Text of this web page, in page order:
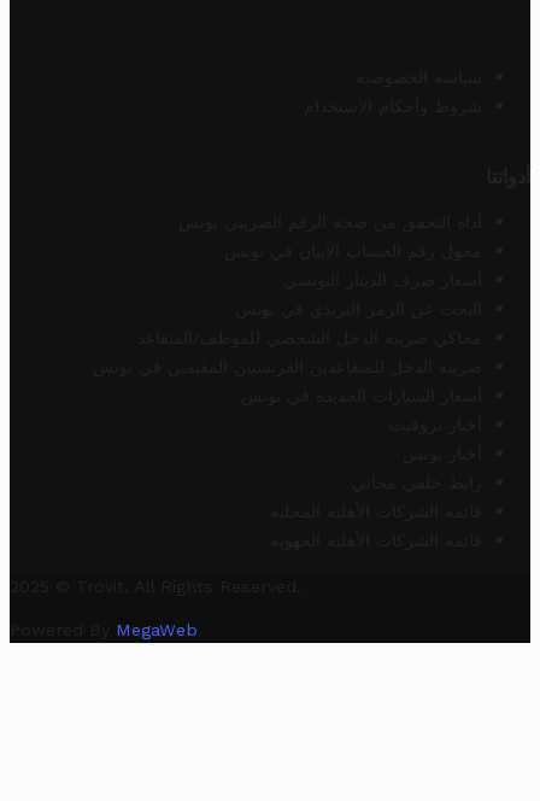
سياسة الخصوصية
شروط وأحكام الاستخدام
أدواتنا
أداة التحقق من صحة الرقم الضريبي تونس
محول رقم الحساب الآيبان في تونس
أسعار صرف الدينار التونسي
البحث عن الرمز البريدي في تونس
محاكي ضريبة الدخل الشخصي للموظف/المتقاعد
ضريبة الدخل للمتقاعدين الفرنسيين المقيمين في تونس
أسعار السيارات الجديدة في تونس
أخبار تروفيت
أخبار تونس
رابط خلفي مجاني
قائمة الشركات الأهلية المحلية
قائمة الشركات الأهلية الجهوية
2025 © Trovit. All Rights Reserved.
Powered By MegaWeb